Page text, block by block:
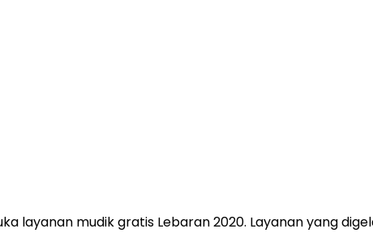
layanan mudik gratis Lebaran 2020. Layanan yang